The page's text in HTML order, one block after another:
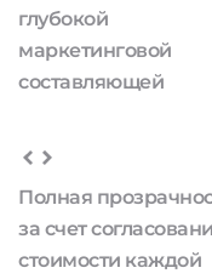
глубокой
маркетинговой
составляющей
Полная
за счет
стоимости каждой